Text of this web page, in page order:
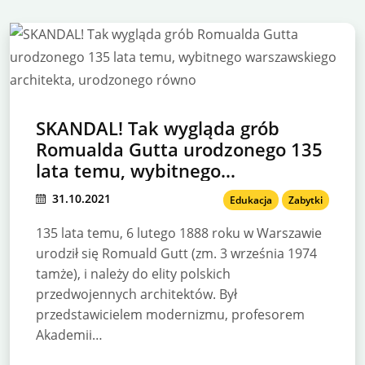
SKANDAL! Tak wygląda grób
Romualda Gutta urodzonego 135
lata temu, wybitnego
warszawskiego architekta,
31.10.2021 Edukacja Zabytki
135 lata temu, 6 lutego 1888 roku w Warszawie
urodził się Romuald Gutt (zm. 3 września 1974
tamże), i należy do elity polskich
przedwojennych architektów. Był
przedstawicielem modernizmu, profesorem
Akademii…